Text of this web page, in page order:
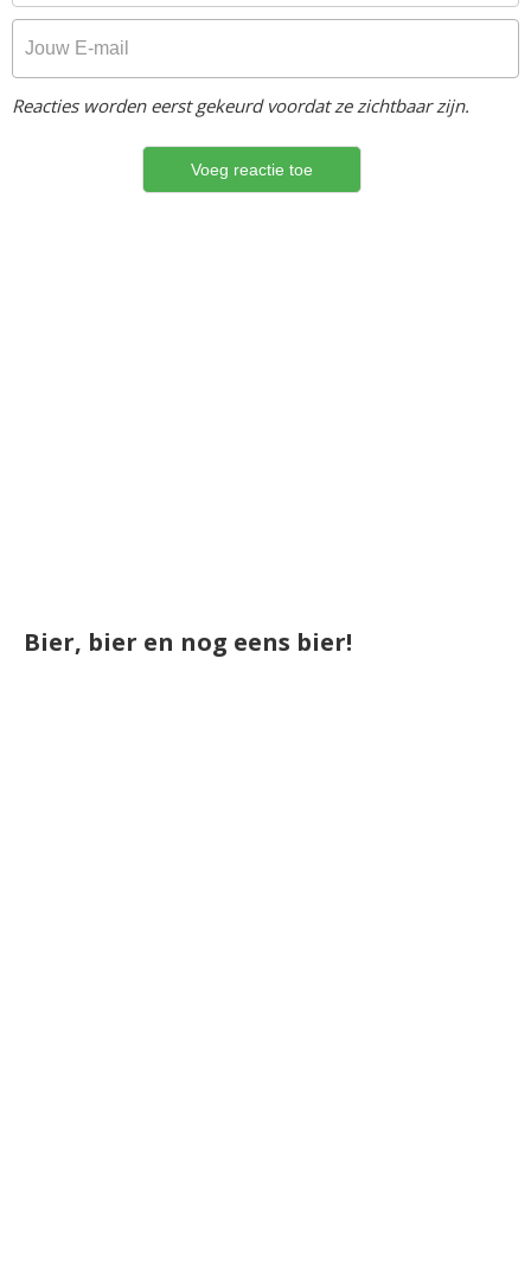
Reacties worden eerst gekeurd voordat ze zichtbaar zijn.
Bier, bier en nog eens bier!